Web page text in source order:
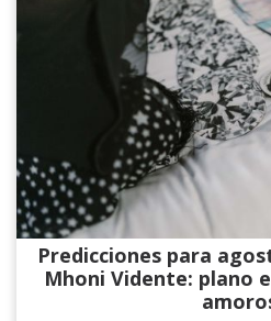
Predicciones para
Mhoni Vidente: plano